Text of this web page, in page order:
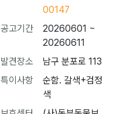
00147
공고기간
20260601 ~
20260611
발견장소
남구 분포로 113
특이사항
순함. 갈색+검정
색